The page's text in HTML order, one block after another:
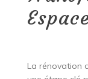
La rénovation